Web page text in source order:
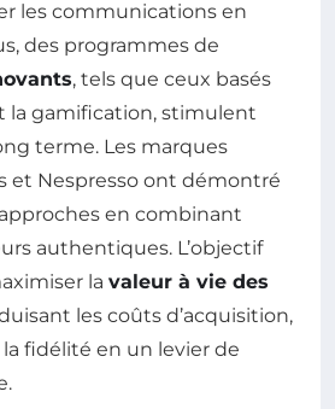
les communications en
des programmes de
, tels que ceux basés
la gamification, stimulent
terme. Les marques
et Nespresso ont démontré
approches en combinant
authentiques. L’objectif
la valeur à vie des
les coûts d’acquisition,
fidélité en un levier de